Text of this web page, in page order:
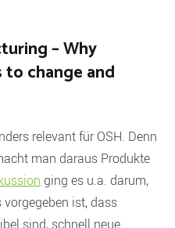
– Why
change and
relevant für OSH. Denn
man daraus Produkte
ging es u.a. darum,
ist, dass
sind, schnell neue